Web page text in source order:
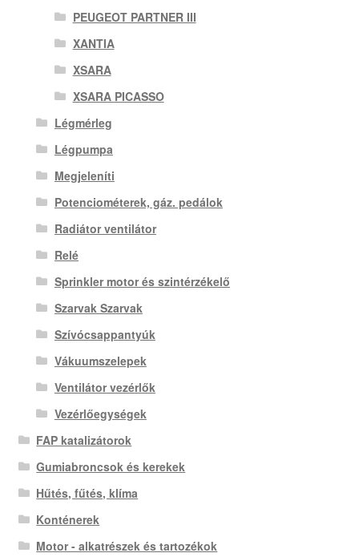
PEUGEOT PARTNER III
XANTIA
XSARA
XSARA PICASSO
Légmérleg
Légpumpa
Megjeleníti
Potenciométerek, gáz. pedálok
Radiátor ventilátor
Relé
Sprinkler motor és szintérzékelő
Szarvak Szarvak
Szívócsappantyúk
Vákuumszelepek
Ventilátor vezérlők
Vezérlőegységek
FAP katalizátorok
Gumiabroncsok és kerekek
Hűtés, fűtés, klíma
Konténerek
Motor - alkatrészek és tartozékok